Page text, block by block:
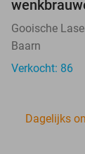
Gooische
Baarn
Verkocht: 86
Dagelijks